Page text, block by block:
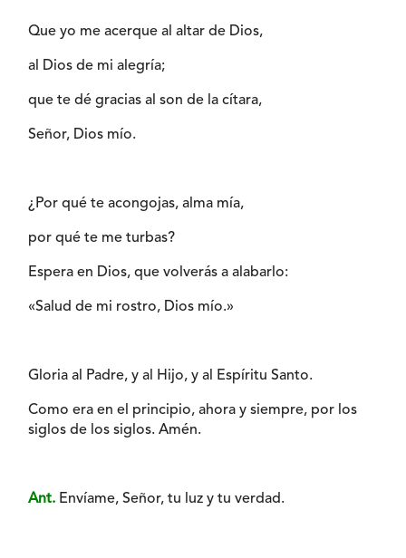
Que yo me acerque al altar de Dios,
al Dios de mi alegría;
que te dé gracias al son de la cítara,
Señor, Dios mío.
¿Por qué te acongojas, alma mía,
por qué te me turbas?
Espera en Dios, que volverás a alabarlo:
«Salud de mi rostro, Dios mío.»
Gloria al Padre, y al Hijo, y al Espíritu Santo.
Como era en el principio, ahora y siempre, por los
siglos de los siglos. Amén.
Ant. Envíame, Señor, tu luz y tu verdad.